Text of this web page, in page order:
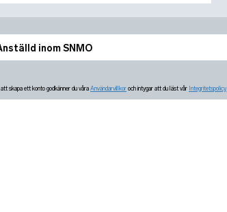
inom SNMO
skapa ett konto godkänner du våra Användarvillkor och intygar att du läst vår Integritetspolicy.